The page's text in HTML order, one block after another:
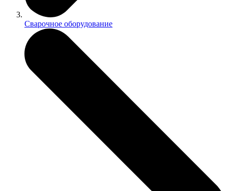
Сварочное оборудование